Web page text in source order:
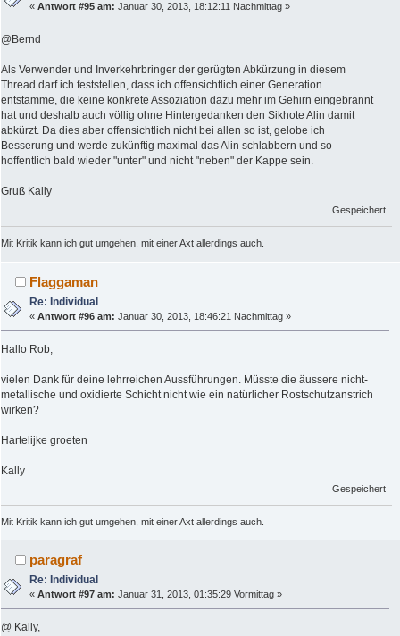
«Antwort #95 am: Januar 30, 2013, 18:12:11 Nachmittag »
@Bernd
Als Verwender und Inverkehrbringer der gerügten Abkürzung in diesem
Thread darf ich feststellen, dass ich offensichtlich einer Generation
entstamme, die keine konkrete Assoziation dazu mehr im Gehirn eingebrannt
hat und deshalb auch völlig ohne Hintergedanken den Sikhote Alin damit
abkürzt. Da dies aber offensichtlich nicht bei allen so ist, gelobe ich
Besserung und werde zukünftig maximal das Alin schlabbern und so
hoffentlich bald wieder "unter" und nicht "neben" der Kappe sein.
Gruß Kally
Gespeichert
Mit Kritik kann ich gut umgehen, mit einer Axt allerdings auch.
Flaggaman
Re: Individual
«Antwort #96 am: Januar 30, 2013, 18:46:21 Nachmittag »
Hallo Rob,
vielen Dank für deine lehrreichen Aussführungen. Müsste die äussere nicht-
metallische und oxidierte Schicht nicht wie ein natürlicher Rostschutzanstrich
wirken?
Hartelijke groeten
Kally
Gespeichert
Mit Kritik kann ich gut umgehen, mit einer Axt allerdings auch.
paragraf
Re: Individual
«Antwort #97 am: Januar 31, 2013, 01:35:29 Vormittag »
@ Kally,